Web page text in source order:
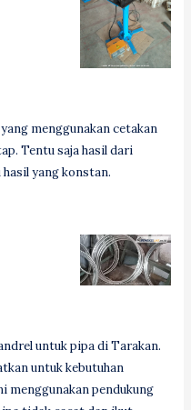
menggunakan cetakan
Tentu saja hasil dari
yang konstan.
untuk pipa di Tarakan.
untuk kebutuhan
menggunakan pendukung